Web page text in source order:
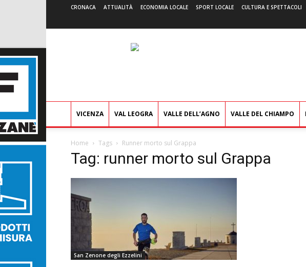
CRONACA ATTUALITÀ ECONOMIA LOCALE SPORT LOCALE CULTURA E SPETTACOLI
VICENZA VAL LEOGRA VALLE DELL’AGNO VALLE DEL CHIAMPO
Home Tags Runner morto sul Grappa
Tag: runner morto sul Grappa
San Zenone degli Ezzelini